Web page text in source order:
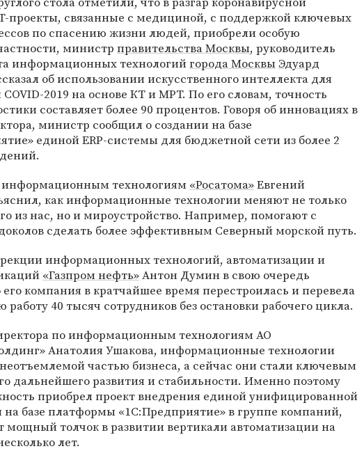
проекты, связанные с медициной, с поддержкой ключевых
по спасению жизни людей, приобрели особую
министр правительства Москвы, руководитель
информационных технологийгорода Москвы Эдуард
об использовании искусственного интеллекта для
2019 на основе КТ и МРТ. По его словам, точность
составляет более 90 процентов. Говоря об инновациях в
министр сообщил о создании на базе
единой ERP-системы для бюджетной сети из более 2
информационным технологиям «Росатома»Евгений
как информационные технологии меняют не только
из нас, но и мироустройство. Например, помогают с
сделать более эффективным Северный морской путь.
информационных технологий, автоматизации и
«Газпром нефть»Антон Думин в свою очередь
компания в кратчайшее время перестроилась и перевела
работу 40 тысяч сотрудников без остановки рабочего цикла.
по информационным технологиям АО
Анатолия Ушакова, информационные технологии
частью бизнеса, а сейчас они стали ключевым
дальнейшего развития и стабильности. Именно поэтому
приобрел проект внедрения единой унифицированной
на базе платформы «1С:Предприятие» в группе компаний,
мощный толчок в развитии вертикали автоматизации на
лет.